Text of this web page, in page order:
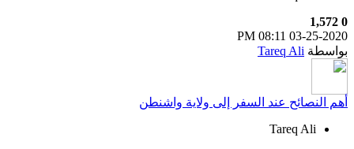
0
1,572
03-25-2020
08:11 PM
بواسطة Tareq Ali
أهم النصائح عند السفر إلى ولاية واشنطن
Tareq Ali